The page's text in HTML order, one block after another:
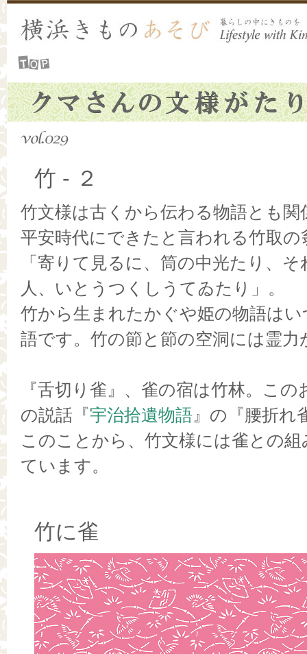
竹 - ２
竹文様は古くから伝わる物語とも関
平安時代にできたと言われる竹取
「寄りて見るに、筒の中光たり、
人、いとうつくしうてゐたり」。
竹から生まれたかぐや姫の物語は
語です。竹の節と節の空洞には霊
『舌切り雀』、雀の宿は竹林。こ
の説話『宇治拾遺物語 』の『腰折れ
このことから、竹文様には雀との
ています。
竹に雀